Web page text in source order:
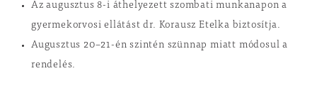
Az augusztus 8-i áthelyezett szombati munkanapon a
gyermekorvosi ellátást dr. Korausz Etelka biztosítja.
Augusztus 20–21-én szintén szünnap miatt módosul a
rendelés.